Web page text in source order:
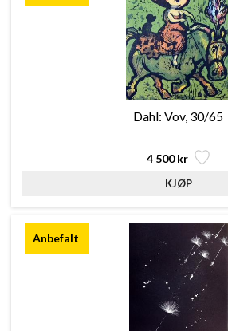
Dahl: Vov, 30/65
4 500 kr